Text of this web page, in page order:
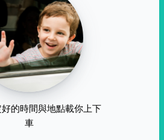
的時間與地點載你上下
車